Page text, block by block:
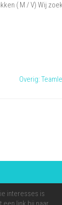
( M / V) Wij
Overig:
interesses is